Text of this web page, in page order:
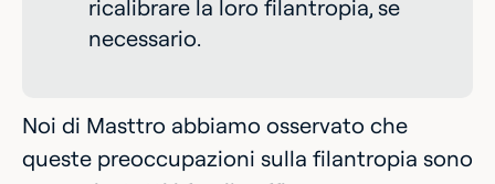
ricalibrare la loro filantropia, se
necessario.
Noi di Masttro abbiamo osservato che
queste preoccupazioni sulla filantropia sono